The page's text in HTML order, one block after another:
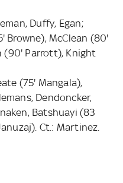
Duffy, Egan;
Browne), McClean (80'
(90' Parrott), Knight
(75' Mangala),
Dendoncker,
Batshuayi (83
Ct.: Martinez.